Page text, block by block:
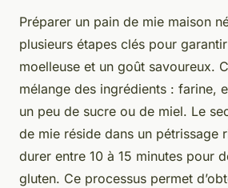
Préparer un pain de mie maison
plusieurs étapes clés pour
moelleuse et un goût savoureux.
mélange des ingrédients : farine,
un peu de sucre ou de miel. Le
de mie réside dans un pétrissage
durer entre 10 à 15 minutes pour
gluten. Ce processus permet